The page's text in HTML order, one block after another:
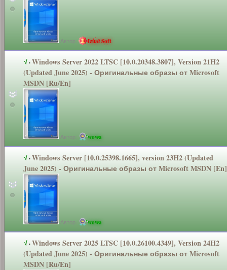
Автор: Izual Soft
√·Windows Server 2022 LTSC [10.0.20348.3807], Version 21H2
(Updated June 2025) - Оригинальныеобразы от Microsoft
MSDN [Ru/En]
Автор: wowa
√·Windows Server [10.0.25398.1665], version 23H2 (Updated
June 2025) - Оригинальныеобразы от Microsoft MSDN [En]
Автор: wowa
√·Windows Server 2025 LTSC [10.0.26100.4349], Version 24H2
(Updated June 2025) - Оригинальныеобразы от Microsoft
MSDN [Ru/En]